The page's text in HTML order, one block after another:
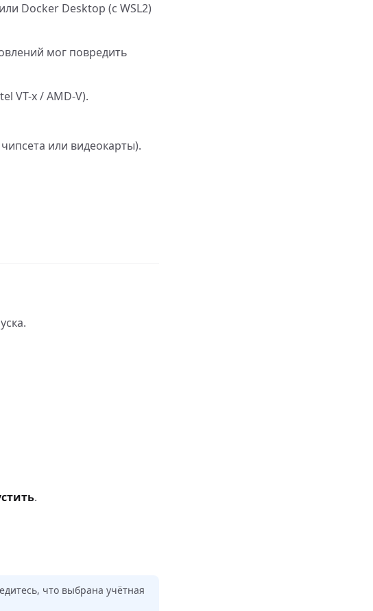
Docker Desktop (с WSL2)
мог повредить
VT-x / AMD-V).
или видеокарты).
.
что выбрана учётная